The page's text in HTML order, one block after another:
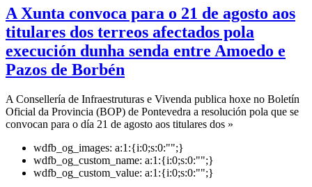
A Xunta convoca para o 21 de agosto aos
titulares dos terreos afectados pola
execución dunha senda entre Amoedo e
Pazos de Borbén
A Consellería de Infraestruturas e Vivenda publica hoxe no Boletín
Oficial da Provincia (BOP) de Pontevedra a resolución pola que se
convocan para o día 21 de agosto aos titulares dos »
wdfb_og_images: a:1:{i:0;s:0:"";}
wdfb_og_custom_name: a:1:{i:0;s:0:"";}
wdfb_og_custom_value: a:1:{i:0;s:0:"";}